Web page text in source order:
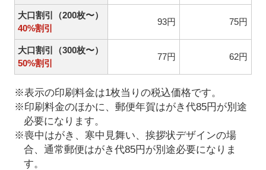
大口割引（200枚〜）
40%割引
93円 75円
大口割引（300枚〜）
50%割引
77円 62円
※表示の印刷料金は1枚当りの税込価格です。
※印刷料金のほかに、郵便年賀はがき代85円が別途
必要になります。
※喪中はがき、寒中見舞い、挨拶状デザインの場
合、通常郵便はがき代85円が別途必要になりま
す。